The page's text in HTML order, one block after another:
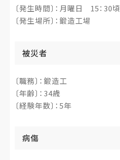
〔発生時間〕：月曜日 15：30頃
〔発生場所〕：鍛造工場
被災者
〔職務〕：鍛造工
〔年齢〕：34歳
〔経験年数〕：5年
病傷